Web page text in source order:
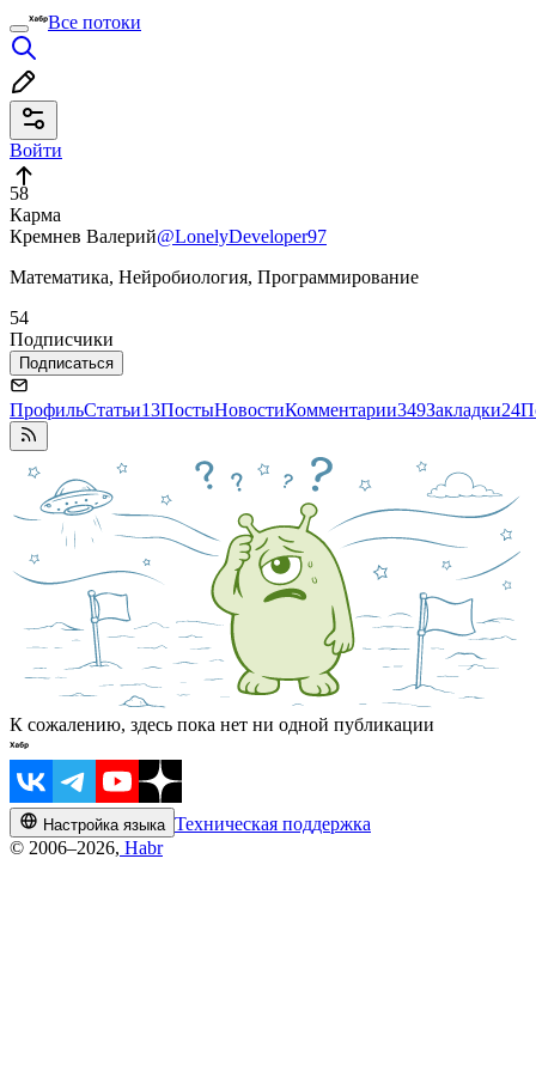
Все потоки
Войти
58
Карма
Кремнев Валерий@LonelyDeveloper97
Математика, Нейробиология, Программирование
54
Подписчики
Подписаться
ПрофильСтатьи13ПостыНовостиКомментарии349Закладки24
К сожалению, здесь пока нет ни одной публикации
Настройка языка Техническая поддержка
© 2006–2026, Habr